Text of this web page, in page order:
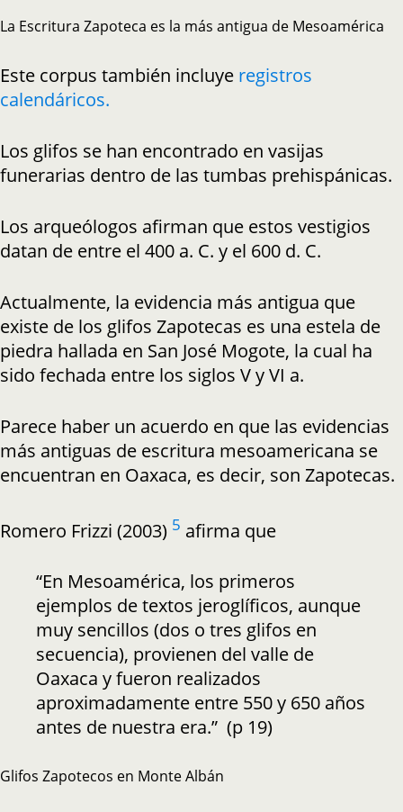
La Escritura Zapoteca es la más antigua de Mesoamérica
Este corpus también incluye registros
calendáricos.
Los glifos se han encontrado en vasijas
funerarias dentro de las tumbas prehispánicas.
Los arqueólogos afirman que estos vestigios
datan de entre el 400 a. C. y el 600 d. C.
Actualmente, la evidencia más antigua que
existe de los glifos Zapotecas es una estela de
piedra hallada en San José Mogote, la cual ha
sido fechada entre los siglos V y VI a.
Parece haber un acuerdo en que las evidencias
más antiguas de escritura mesoamericana se
encuentran en Oaxaca, es decir, son Zapotecas.
Romero Frizzi (2003) 5 afirma que
“En Mesoamérica, los primeros
ejemplos de textos jeroglíficos, aunque
muy sencillos (dos o tres glifos en
secuencia), provienen del valle de
Oaxaca y fueron realizados
aproximadamente entre 550 y 650 años
antes de nuestra era.” (p 19)
Glifos Zapotecos en Monte Albán